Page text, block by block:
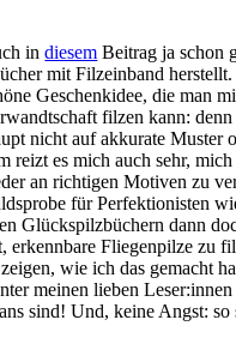
indiesem Beitrag ja schon
mit Filzeinband herstellt.
Geschenkidee, die man
filzen kann:
nicht auf akkurate Muster
reizt es mich auch sehr,
an richtigen Motiven zu
für Perfektionisten
Glückspilzbüchern dann
erkennbare Fliegenpilze zu
wie ich das gemacht
meinen lieben
sind! Und, keine Angst: so